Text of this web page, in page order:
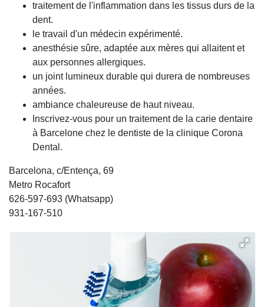
traitement de l'inflammation dans les tissus durs de la
dent.
le travail d'un médecin expérimenté.
anesthésie sûre, adaptée aux mères qui allaitent et
aux personnes allergiques.
un joint lumineux durable qui durera de nombreuses
années.
ambiance chaleureuse de haut niveau.
Inscrivez-vous pour un traitement de la carie dentaire
à Barcelone chez le dentiste de la clinique Corona
Dental.
Barcelona, c/Entença, 69
Metro Rocafort ⠀
626-597-693 (Whatsapp)⠀
931-167-510⠀